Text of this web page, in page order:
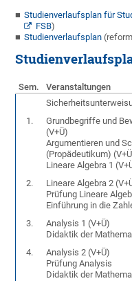
Studienverlaufsplan für
FSB)
Studienverlaufsplan
Sem. Veranstaltungen
1.
Grundbegriffe und
(V+Ü)
Argumentieren und
(Propädeutikum)
Lineare Algebra 1
2.
Lineare Algebra 2
Prüfung Lineare
Einführung in die
3.
Analysis 1 (V+Ü)
Didaktik der
4.
Analysis 2 (V+Ü)
Prüfung Analysis
Didaktik der